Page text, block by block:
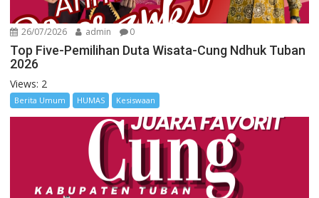
26/07/2026 admin 0
Top Five-Pemilihan Duta Wisata-Cung Ndhuk Tuban
2026
Views: 2
Berita Umum HUMAS Kesiswaan